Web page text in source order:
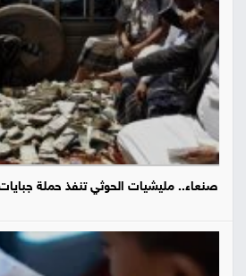
صنعاء.. مليشيات الحوثي تنفذ حملة